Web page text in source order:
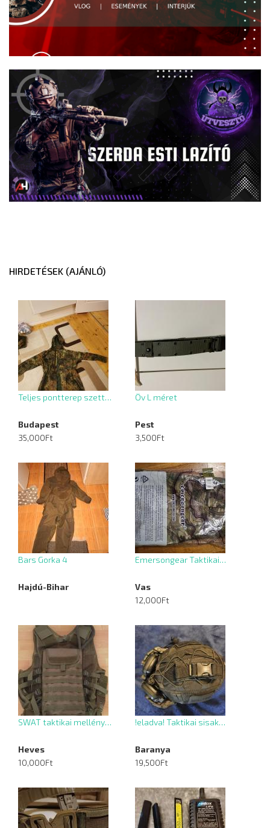
HIRDETÉSEK (AJÁNLÓ)
Teljes pontterep szett…
Budapest
35,000Ft
Öv L méret
Pest
3,500Ft
Bars Gorka 4
Hajdú-Bihar
Emersongear Taktikai…
Vas
12,000Ft
SWAT taktikai mellény…
Heves
10,000Ft
!eladva! Taktikai sisak…
Baranya
19,500Ft